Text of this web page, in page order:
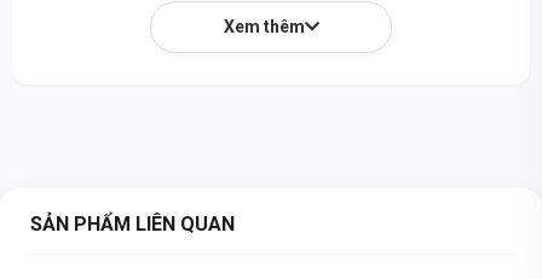
nạp quá nhiều calo, giúp bạn dễ dàng duy trì chế độ ăn
Xem thêm
SẢN PHẨM LIÊN QUAN